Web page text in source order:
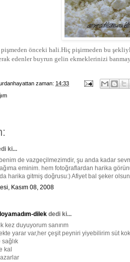
önceki hali.Hiç pişirmeden bu
edenler buyrun gelin ekmeklerinizi
zaman: 14:33
ki...
de vazgeçilmezimdir, şu anda kadar
eminim. hem fotoğraflardan harika
harika gitmiş doğrusu:) Afiyet bal şeker
Kasım 08, 2008
dilek dedi ki...
kez duyuyorum sanırım
yarar var,her çeşit peyniri yiyebilirim süt
kal